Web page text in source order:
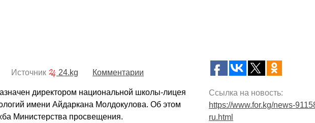
Источник 24.kg Комментарии
директором национальной школы-лицея
имени Айдаркана Молдокулова. Об этом
Министерства просвещения.
Ссылка на новость:
https://www.for.kg/news-
ru.html